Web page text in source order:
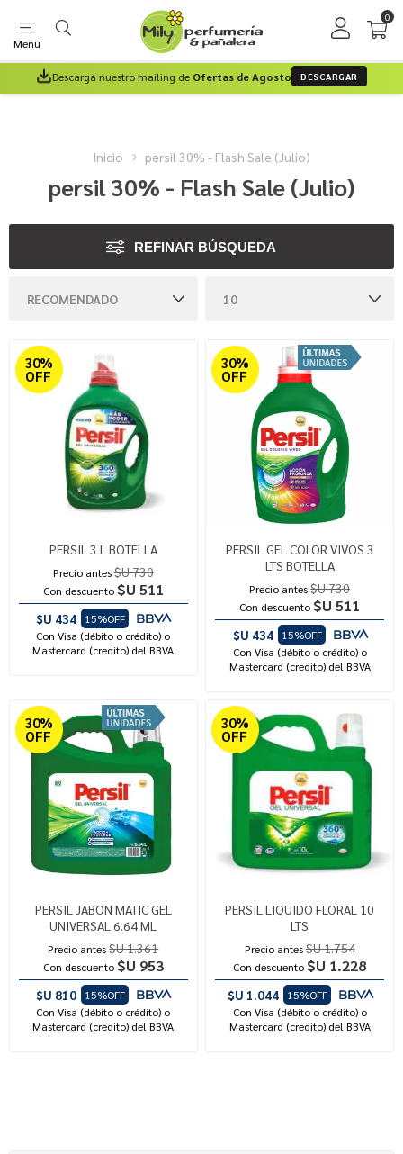
Menú
0
Descargá nuestro mailing de Ofertas de Agosto DESCARGAR
Inicio persil 30% - Flash Sale (Julio)
persil 30% - Flash Sale (Julio)
REFINAR BÚSQUEDA
30%
OFF
PERSIL 3 L BOTELLA
Precio antes$U 730
Con descuento $U 511
$U 434
15%OFF
Con Visa (débito o crédito) o
Mastercard (credito) del BBVA
30%
OFF
PERSIL GEL COLOR VIVOS 3
LTS BOTELLA
Precio antes$U 730
Con descuento $U 511
$U 434
15%OFF
Con Visa (débito o crédito) o
Mastercard (credito) del BBVA
30%
OFF
PERSIL JABON MATIC GEL
UNIVERSAL 6.64 ML
Precio antes $U 1.361
Con descuento $U 953
$U 810
15%OFF
Con Visa (débito o crédito) o
Mastercard (credito) del BBVA
30%
OFF
PERSIL LIQUIDO FLORAL 10
LTS
Precio antes$U 1.754
Con descuento $U 1.228
$U 1.044
15%OFF
Con Visa (débito o crédito) o
Mastercard (credito) del BBVA